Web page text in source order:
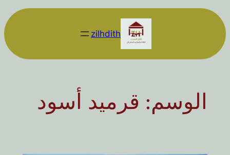
تخطى
إلى
المحتوى
zilhdith
الوسم: قرميد أسود